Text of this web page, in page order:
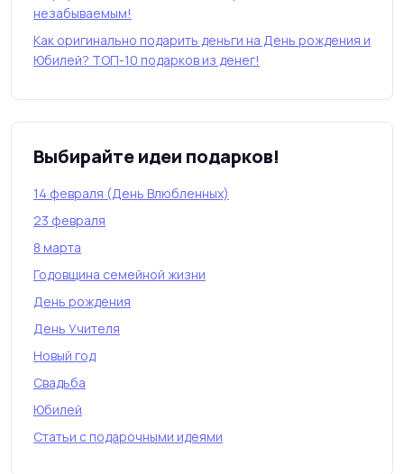
незабываемым!
Как оригинально подарить деньги на День рождения и
Юбилей? ТОП-10 подарков из денег!
Выбирайте идеи подарков!
14 февраля (День Влюбленных)
23 февраля
8 марта
Годовщина семейной жизни
День рождения
День Учителя
Новый год
Свадьба
Юбилей
Статьи с подарочными идеями